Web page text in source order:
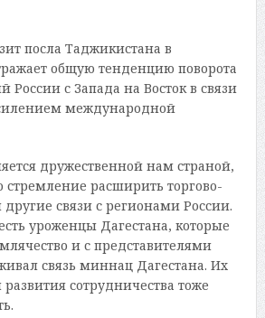
посла Таджикистана в
общую тенденцию поворота
России с Запада на Восток в связи
международной
дружественной нам страной,
стремление расширить торгово-
связи с регионами России.
уроженцы Дагестана, которые
и с представителями
связь миннац Дагестана. Их
сотрудничества тоже